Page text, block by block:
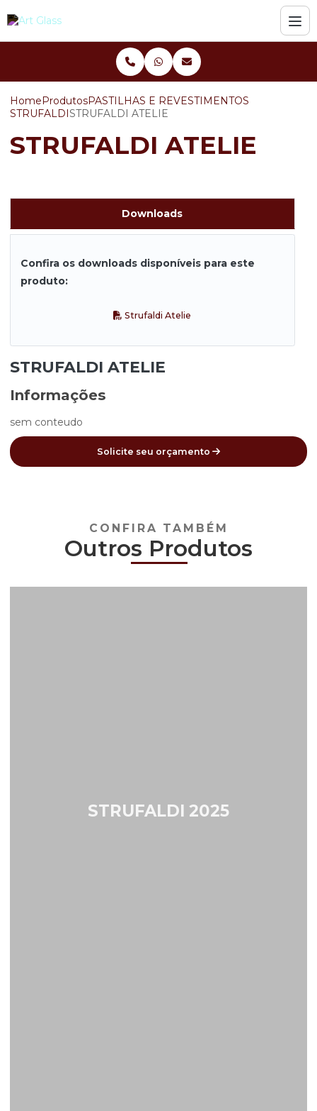
HomeProdutosPASTILHAS E REVESTIMENTOS
STRUFALDISTRUFALDI ATELIE
STRUFALDI ATELIE
Downloads
Confira os downloads disponíveis para este
produto:
Strufaldi Atelie
STRUFALDI ATELIE
Informações
sem conteudo
Solicite seu orçamento
CONFIRA TAMBÉM
Outros Produtos
STRUFALDI 2025